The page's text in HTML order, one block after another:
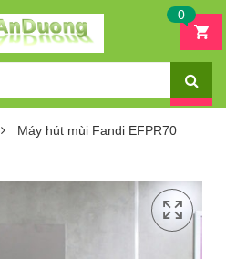
0
Máy hút mùi Fandi EFPR70